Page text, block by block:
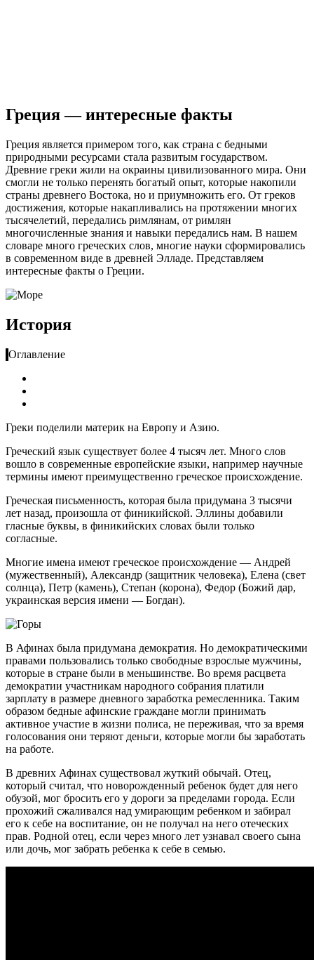
Греция — интересные факты
Греция является примером того, как страна с бедными
природными ресурсами стала развитым государством.
Древние греки жили на окраины цивилизованного мира. Они
смогли не только перенять богатый опыт, которые накопили
страны древнего Востока, но и приумножить его. От греков
достижения, которые накапливались на протяжении многих
тысячелетий, передались римлянам, от римлян
многочисленные знания и навыки передались нам. В нашем
словаре много греческих слов, многие науки сформировались
в современном виде в древней Элладе. Представляем
интересные факты о Греции.
История
Оглавление
Греки поделили материк на Европу и Азию.
Греческий язык существует более 4 тысяч лет. Много слов
вошло в современные европейские языки, например научные
термины имеют преимущественно греческое происхождение.
Греческая письменность, которая была придумана 3 тысячи
лет назад, произошла от финикийской. Эллины добавили
гласные буквы, в финикийских словах были только
согласные.
Многие имена имеют греческое происхождение — Андрей
(мужественный), Александр (защитник человека), Елена (свет
солнца), Петр (камень), Степан (корона), Федор (Божий дар,
украинская версия имени — Богдан).
В Афинах была придумана демократия. Но демократическими
правами пользовались только свободные взрослые мужчины,
которые в стране были в меньшинстве. Во время расцвета
демократии участникам народного собрания платили
зарплату в размере дневного заработка ремесленника. Таким
образом бедные афинские граждане могли принимать
активное участие в жизни полиса, не переживая, что за время
голосования они теряют деньги, которые могли бы заработать
на работе.
В древних Афинах существовал жуткий обычай. Отец,
который считал, что новорожденный ребенок будет для него
обузой, мог бросить его у дороги за пределами города. Если
прохожий сжаливался над умирающим ребенком и забирал
его к себе на воспитание, он не получал на него отеческих
прав. Родной отец, если через много лет узнавал своего сына
или дочь, мог забрать ребенка к себе в семью.